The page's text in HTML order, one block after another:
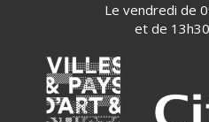
Le vendredi de
et de